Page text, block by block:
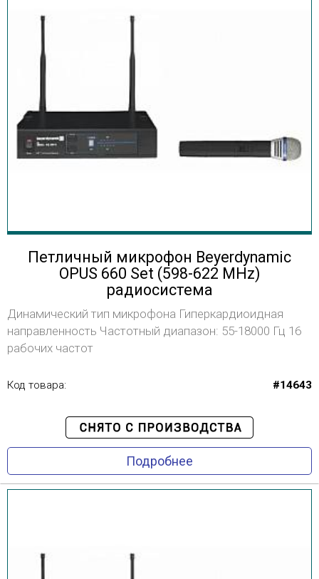
Петличный микрофон Beyerdynamic
OPUS 660 Set (598-622 MHz)
радиосистема
Динамический тип микрофона Гиперкардиоидная
направленность Частотный диапазон: 55-18000 Гц 16
рабочих частот
Код товара: #14643
Подробнее